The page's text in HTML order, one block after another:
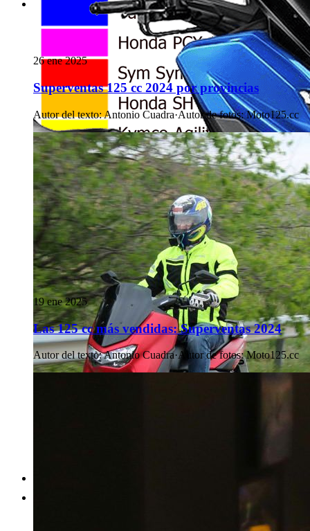
26 ene 2025
Superventas 125 cc 2024 por provincias
Autor del texto:Antonio Cuadra·Autor de fotos: Moto125.cc
19 ene 2025
Las 125 cc más vendidas: Superventas 2024
Autor del texto:Antonio Cuadra·Autor de fotos: Moto125.cc